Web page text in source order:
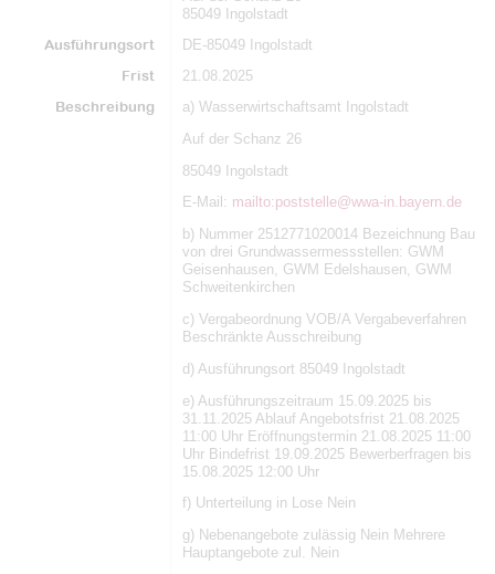
85049 Ingolstadt
Ausführungsort
DE-85049 Ingolstadt
Frist
21.08.2025
Beschreibung
a) Wasserwirtschaftsamt Ingolstadt
Auf der Schanz 26
85049 Ingolstadt
E-Mail: mailto:poststelle@wwa-in.bayern.de
b) Nummer 2512771020014 Bezeichnung Bau
von drei Grundwassermessstellen: GWM
Geisenhausen, GWM Edelshausen, GWM
Schweitenkirchen
c) Vergabeordnung VOB/A Vergabeverfahren
Beschränkte Ausschreibung
d) Ausführungsort 85049 Ingolstadt
e) Ausführungszeitraum 15.09.2025 bis
31.11.2025 Ablauf Angebotsfrist 21.08.2025
11:00 Uhr Eröffnungstermin 21.08.2025 11:00
Uhr Bindefrist 19.09.2025 Bewerberfragen bis
15.08.2025 12:00 Uhr
f) Unterteilung in Lose Nein
g) Nebenangebote zulässig Nein Mehrere
Hauptangebote zul. Nein